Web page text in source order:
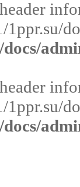
1ppr.su/
docs/
1ppr.su/
docs/